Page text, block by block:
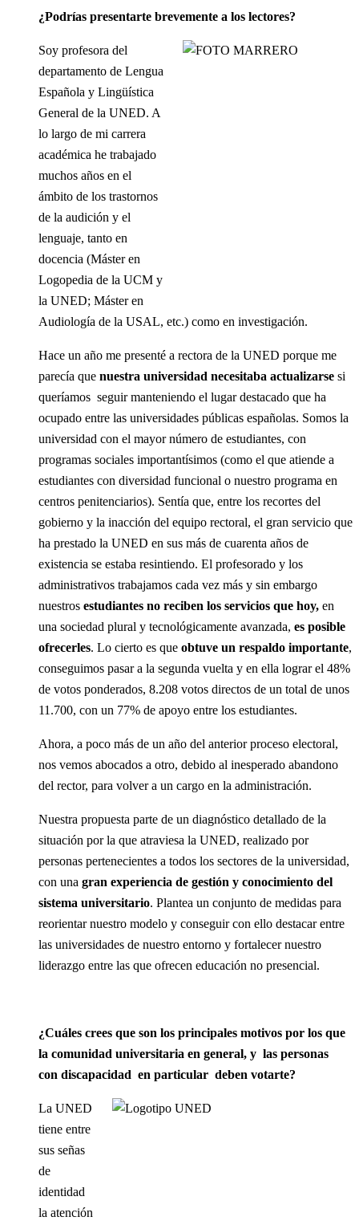
¿Podrías presentarte brevemente a los lectores?
Soy profesora del
departamento de Lengua
Española y Lingüística
General de la UNED. A
lo largo de mi carrera
académica he trabajado
muchos años en el
ámbito de los trastornos
de la audición y el
lenguaje, tanto en
docencia (Máster en
Logopedia de la UCM y
la UNED; Máster en
Audiología de la USAL, etc.) como en investigación.
Hace un año me presenté a rectora de la UNED porque me
parecía que nuestra universidad necesitaba actualizarse si
queríamos seguir manteniendo el lugar destacado que ha
ocupado entre las universidades públicas españolas. Somos la
universidad con el mayor número de estudiantes, con
programas sociales importantísimos (como el que atiende a
estudiantes con diversidad funcional o nuestro programa en
centros penitenciarios). Sentía que, entre los recortes del
gobierno y la inacción del equipo rectoral, el gran servicio que
ha prestado la UNED en sus más de cuarenta años de
existencia se estaba resintiendo. El profesorado y los
administrativos trabajamos cada vez más y sin embargo
nuestros estudiantes no reciben los servicios que hoy, en
una sociedad plural y tecnológicamente avanzada, es posible
ofrecerles. Lo cierto es que obtuve un respaldo importante,
conseguimos pasar a la segunda vuelta y en ella lograr el 48%
de votos ponderados, 8.208 votos directos de un total de unos
11.700, con un 77% de apoyo entre los estudiantes.
Ahora, a poco más de un año del anterior proceso electoral,
nos vemos abocados a otro, debido al inesperado abandono
del rector, para volver a un cargo en la administración.
Nuestra propuesta parte de un diagnóstico detallado de la
situación por la que atraviesa la UNED, realizado por
personas pertenecientes a todos los sectores de la universidad,
con una gran experiencia de gestión y conocimiento del
sistema universitario. Plantea un conjunto de medidas para
reorientar nuestro modelo y conseguir con ello destacar entre
las universidades de nuestro entorno y fortalecer nuestro
liderazgo entre las que ofrecen educación no presencial.
¿Cuáles crees que son los principales motivos por los que
la comunidad universitaria en general, y las personas
con discapacidad en particular deben votarte?
La UNED
tiene entre
sus señas
de
identidad
la atención